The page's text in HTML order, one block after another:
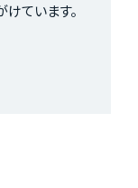
ています。